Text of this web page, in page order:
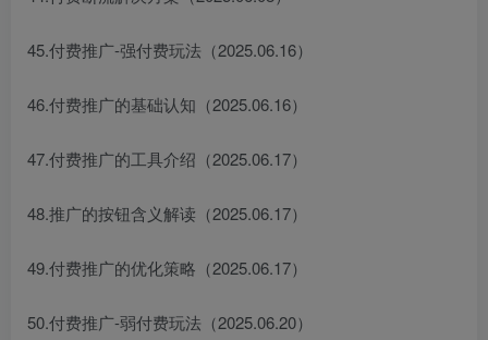
45.付费推广-强付费玩法（2025.06.16）
46.付费推广的基础认知（2025.06.16）
47.付费推广的工具介绍（2025.06.17）
48.推广的按钮含义解读（2025.06.17）
49.付费推广的优化策略（2025.06.17）
50.付费推广-弱付费玩法（2025.06.20）